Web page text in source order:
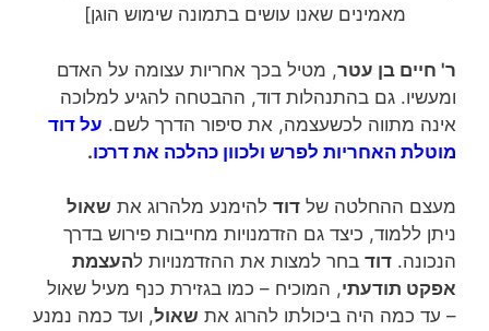
מאמינים שאנו עושים בתמונה שימוש הוגן]
ר' חיים בן עטר, מטיל בכך אחריות עצומה על האדם
ומעשיו. גם בהתנהלות דוד, ההבטחה להגיע למלוכה
אינה מתווה לכשעצמה, את סיפור הדרך לשם. על דוד
מוטלת האחריות לפרש ולכוון כהלכה את דרכו.
מעצם ההחלטה של דוד להימנע מלהרוג את שאול
ניתן ללמוד, כיצד גם הזדמנויות מחייבות פירוש בדרך
הנכונה. דוד בחר למצות את ההזדמנויות להעצמת
אפקט תודעתי, המוכיח – כמו בגזירת כנף מעיל שאול
– עד כמה היה ביכולתו להרוג את שאול, ועד כמה נמנע